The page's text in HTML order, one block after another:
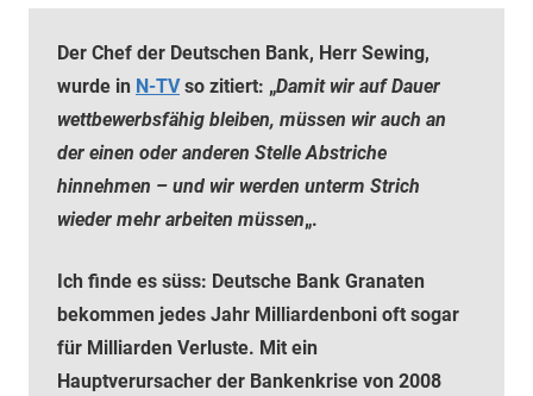
Der Chef der Deutschen Bank, Herr Sewing,
wurde in N-TVso zitiert: „Damit wir auf Dauer
wettbewerbsfähig bleiben, müssen wir auch an
der einen oder anderen Stelle Abstriche
hinnehmen – und wir werden unterm Strich
wieder mehr arbeiten müssen„.
Ich finde es süss: Deutsche Bank Granaten
bekommen jedes Jahr Milliardenboni oft sogar
für Milliarden Verluste. Mit ein
Hauptverursacher der Bankenkrise von 2008